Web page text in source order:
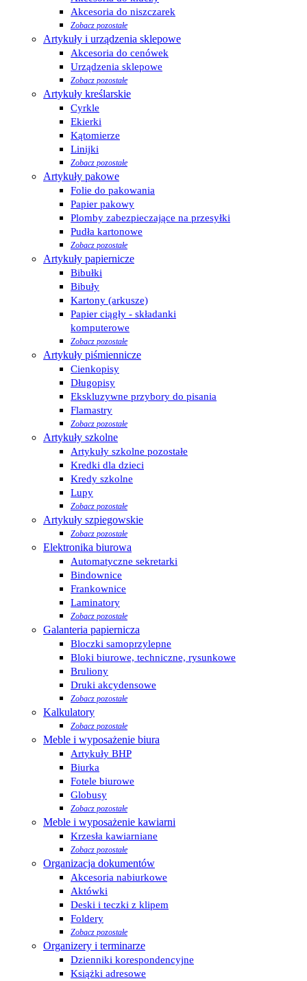
Akcesoria do niszczarek
Zobacz pozostałe
Artykuły i urządzenia sklepowe
Akcesoria do cenówek
Urządzenia sklepowe
Zobacz pozostałe
Artykuły kreślarskie
Cyrkle
Ekierki
Kątomierze
Linijki
Zobacz pozostałe
Artykuły pakowe
Folie do pakowania
Papier pakowy
Plomby zabezpieczające na przesyłki
Pudła kartonowe
Zobacz pozostałe
Artykuły papiernicze
Bibułki
Bibuły
Kartony (arkusze)
Papier ciągły - składanki
komputerowe
Zobacz pozostałe
Artykuły piśmiennicze
Cienkopisy
Długopisy
Ekskluzywne przybory do pisania
Flamastry
Zobacz pozostałe
Artykuły szkolne
Artykuły szkolne pozostałe
Kredki dla dzieci
Kredy szkolne
Lupy
Zobacz pozostałe
Artykuły szpiegowskie
Zobacz pozostałe
Elektronika biurowa
Automatyczne sekretarki
Bindownice
Frankownice
Laminatory
Zobacz pozostałe
Galanteria papiernicza
Bloczki samoprzylepne
Bloki biurowe, techniczne, rysunkowe
Bruliony
Druki akcydensowe
Zobacz pozostałe
Kalkulatory
Zobacz pozostałe
Meble i wyposażenie biura
Artykuły BHP
Biurka
Fotele biurowe
Globusy
Zobacz pozostałe
Meble i wyposażenie kawiarni
Krzesła kawiarniane
Zobacz pozostałe
Organizacja dokumentów
Akcesoria nabiurkowe
Aktówki
Deski i teczki z klipem
Foldery
Zobacz pozostałe
Organizery i terminarze
Dzienniki korespondencyjne
Książki adresowe